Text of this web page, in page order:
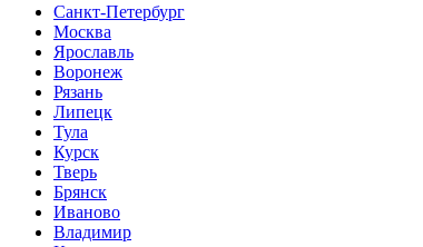
Санкт-Петербург
Москва
Ярославль
Воронеж
Рязань
Липецк
Тула
Курск
Тверь
Брянск
Иваново
Владимир